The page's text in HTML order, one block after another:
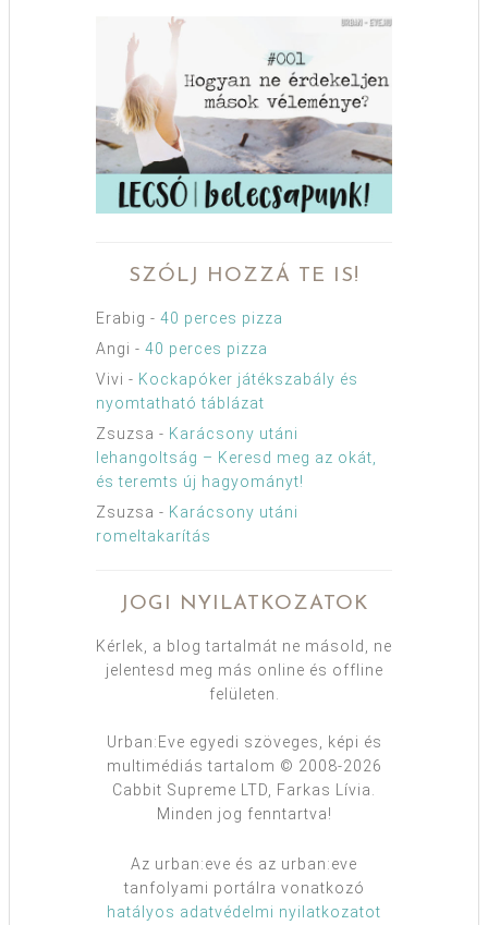
SZÓLJ HOZZÁ TE IS!
Erabig - 40 perces pizza
Angi - 40 perces pizza
Vivi - Kockapóker játékszabály és
nyomtatható táblázat
Zsuzsa - Karácsony utáni
lehangoltság – Keresd meg az okát,
és teremts új hagyományt!
Zsuzsa - Karácsony utáni
romeltakarítás
JOGI NYILATKOZATOK
Kérlek, a blog tartalmát ne másold, ne
jelentesd meg más online és offline
felületen.
Urban:Eve egyedi szöveges, képi és
multimédiás tartalom © 2008-2026
Cabbit Supreme LTD, Farkas Lívia.
Minden jog fenntartva!
Az urban:eve és az urban:eve
tanfolyami portálra vonatkozó
hatályos adatvédelmi nyilatkozatot